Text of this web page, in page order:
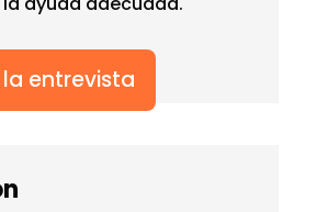
entrevista